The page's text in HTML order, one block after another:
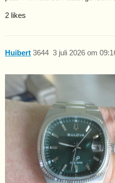
2 likes
Huibert 3 juli 2026 om
3644